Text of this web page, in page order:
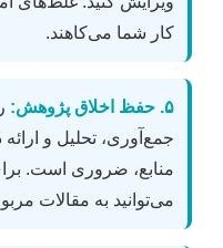
کار شما می‌کاهند.
۵. حفظ اخلاق پژوهش:
جمع‌آوری، تحلیل و
منابع، ضروری است.
می‌توانید به مقالات